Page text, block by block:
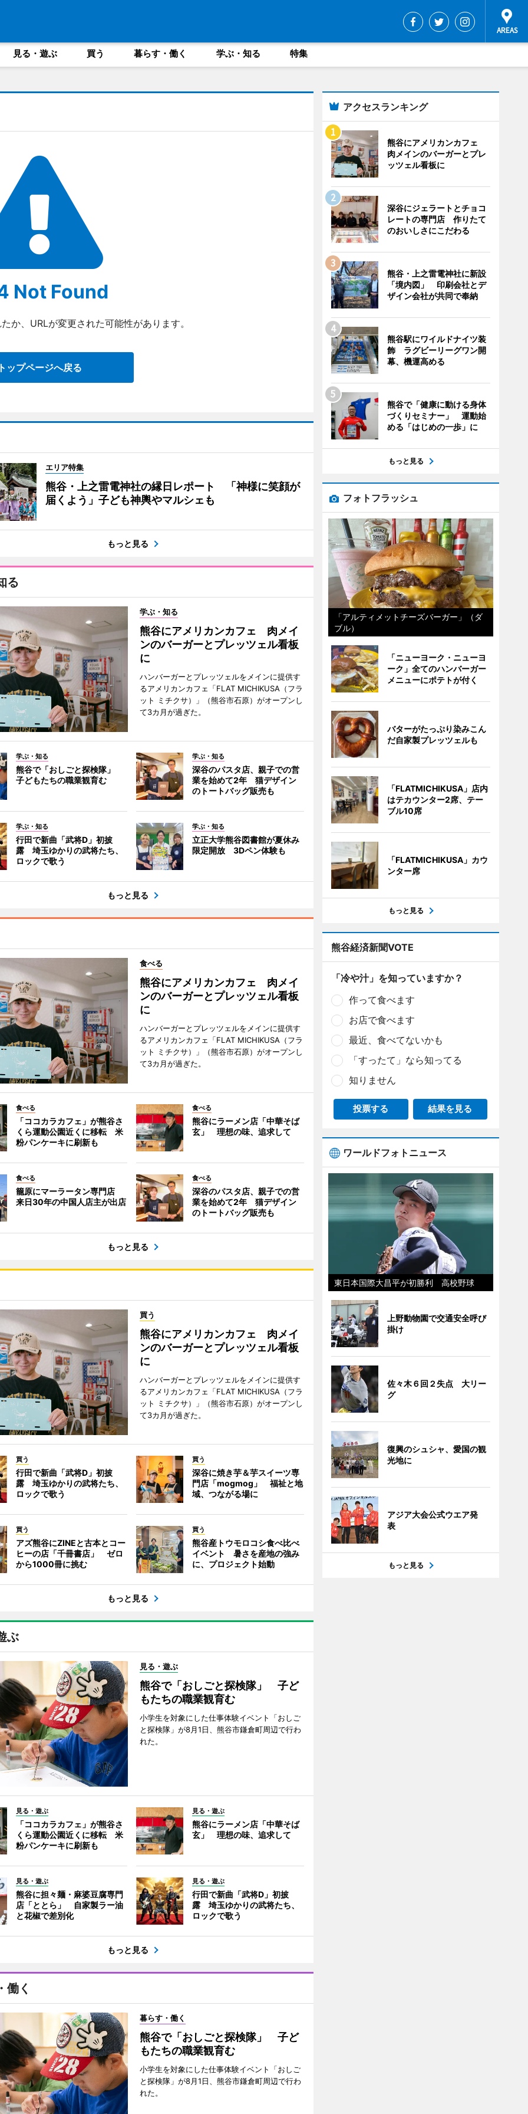
見る・遊ぶ 買う 暮らす・働く 学ぶ・知る 特集
Not Found
か、URLが変更された可能性があります。
ップページへ戻る
エリア特集
熊谷・上之雷電神社の縁日レポート 「神様に笑顔が
届くよう」子ども神輿やマルシェも
もっと見る
る
学ぶ・知る
熊谷にアメリカンカフェ 肉メイ
ンのバーガーとプレッツェル看板
に
ハンバーガーとプレッツェルをメインに提供す
るアメリカンカフェ「FLAT MICHIKUSA（フラ
ット ミチクサ）」（熊谷市石原）がオープンし
て3カ月が過ぎた。
学ぶ・知る
熊谷で「おしごと探検隊」
子どもたちの職業観育む
学ぶ・知る
深谷のパスタ店、親子での営
業を始めて2年 猫デザイン
のトートバッグ販売も
学ぶ・知る
行田で新曲「武将D」初披
露 埼玉ゆかりの武将たち、
ロックで歌う
学ぶ・知る
立正大学熊谷図書館が夏休み
限定開放 3Dペン体験も
もっと見る
食べる
熊谷にアメリカンカフェ 肉メイ
ンのバーガーとプレッツェル看板
に
ハンバーガーとプレッツェルをメインに提供す
るアメリカンカフェ「FLAT MICHIKUSA（フラ
ット ミチクサ）」（熊谷市石原）がオープンし
て3カ月が過ぎた。
食べる
「ココカラカフェ」が熊谷さ
くら運動公園近くに移転 米
粉パンケーキに刷新も
食べる
熊谷にラーメン店「中華そば
玄」 理想の味、追求して
食べる
籠原にマーラータン専門店
来日30年の中国人店主が出店
食べる
深谷のパスタ店、親子での営
業を始めて2年 猫デザイン
のトートバッグ販売も
もっと見る
買う
熊谷にアメリカンカフェ 肉メイ
ンのバーガーとプレッツェル看板
に
ハンバーガーとプレッツェルをメインに提供す
るアメリカンカフェ「FLAT MICHIKUSA（フラ
ット ミチクサ）」（熊谷市石原）がオープンし
て3カ月が過ぎた。
買う
行田で新曲「武将D」初披
露 埼玉ゆかりの武将たち、
ロックで歌う
買う
深谷に焼き芋＆芋スイーツ専
門店「mogmog」 福祉と地
域、つながる場に
買う
アズ熊谷にZINEと古本とコー
ヒーの店「千冊書店」 ゼロ
から1000冊に挑む
買う
熊谷産トウモロコシ食べ比べ
イベント 暑さを産地の強み
に、プロジェクト始動
もっと見る
ぶ
見る・遊ぶ
熊谷で「おしごと探検隊」 子ど
もたちの職業観育む
小学生を対象にした仕事体験イベント「おしご
と探検隊」が8月1日、熊谷市鎌倉町周辺で行わ
れた。
見る・遊ぶ
「ココカラカフェ」が熊谷さ
くら運動公園近くに移転 米
粉パンケーキに刷新も
見る・遊ぶ
熊谷にラーメン店「中華そば
玄」 理想の味、追求して
見る・遊ぶ
熊谷に担々麺・麻婆豆腐専門
店「ととら」 自家製ラー油
と花椒で差別化
見る・遊ぶ
行田で新曲「武将D」初披
露 埼玉ゆかりの武将たち、
ロックで歌う
もっと見る
働く
暮らす・働く
熊谷で「おしごと探検隊」 子ど
もたちの職業観育む
小学生を対象にした仕事体験イベント「おしご
と探検隊」が8月1日、熊谷市鎌倉町周辺で行わ
れた。
アクセスランキング
熊谷にアメリカンカフェ
肉メインのバーガーとプレ
ッツェル看板に
深谷にジェラートとチョコ
レートの専門店 作りたて
のおいしさにこだわる
熊谷・上之雷電神社に新設
「境内図」 印刷会社とデ
ザイン会社が共同で奉納
熊谷駅にワイルドナイツ装
飾 ラグビーリーグワン開
幕、機運高める
熊谷で「健康に動ける身体
づくりセミナー」 運動始
める「はじめの一歩」に
もっと見る
フォトフラッシュ
「アルティメットチーズバーガー」（ダ
ブル）
「ニューヨーク・ニューヨ
ーク」全てのハンバーガー
メニューにポテトが付く
バターがたっぷり染みこん
だ自家製プレッツェルも
「FLATMICHIKUSA」店内
はテカウンター2席、テー
ブル10席
「FLATMICHIKUSA」カウ
ンター席
もっと見る
熊谷経済新聞VOTE
「冷や汁」を知っていますか？
作って食べます
お店で食べます
最近、食べてないかも
「すったて」なら知ってる
知りません
投票する 結果を見る
ワールドフォトニュース
東日本国際大昌平が初勝利 高校野球
上野動物園で交通安全呼び
掛け
佐々木６回２失点 大リー
グ
復興のシュシャ、愛国の観
光地に
アジア大会公式ウエア発
表
もっと見る